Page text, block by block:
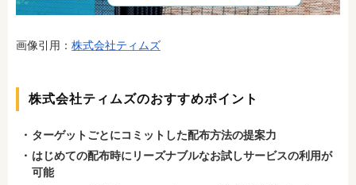
画像引用： 株式会社ティムズ
株式会社ティムズのおすすめポイント
ターゲットごとにコミットした配布方法の提案力
はじめての配布時にリーズナブルなお試しサービスの利用が
可能